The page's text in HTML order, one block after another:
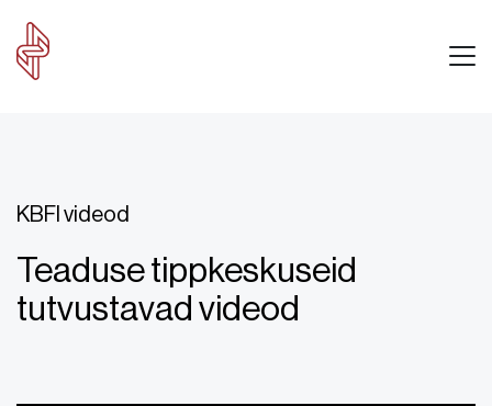
KBFI videod
Teaduse tippkeskuseid
tutvustavad videod